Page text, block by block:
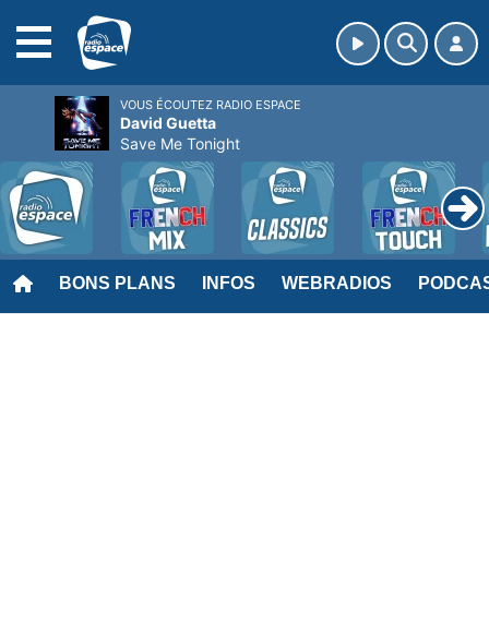
BONS PLANS INFOS WEBRADIOS
VOUS ÉCOUTEZ RADIO ESPACE
David Guetta
Save Me Tonight